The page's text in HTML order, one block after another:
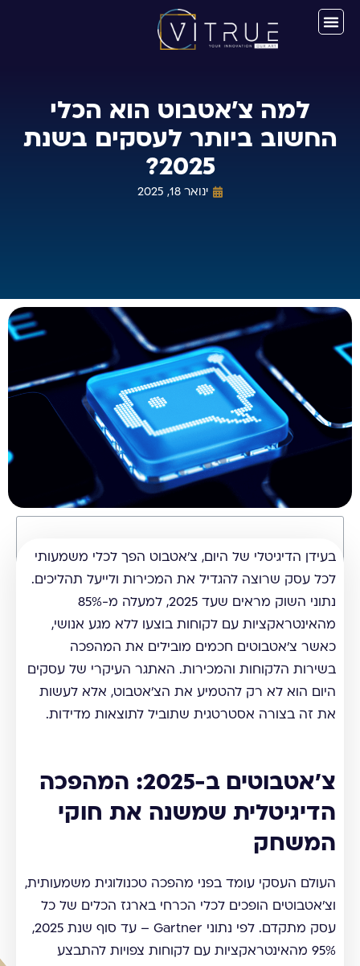
למה צ'אטבוט הוא הכלי
החשוב ביותר לעסקים בשנת
2025?
ינואר 18, 2025
תוכן עניינים
בעידן הדיגיטלי של היום, צ'אטבוט הפך לכלי משמעותי
לכל עסק שרוצה להגדיל את המכירות ולייעל תהליכים.
נתוני השוק מראים שעד 2025, למעלה מ-85%
מהאינטראקציות עם לקוחות בוצעו ללא מגע אנושי,
כאשר צ'אטבוטים חכמים מובילים את המהפכה
בשירות הלקוחות והמכירות. האתגר העיקרי של עסקים
היום הוא לא רק להטמיע את הצ'אטבוט, אלא לעשות
את זה בצורה אסטרטגית שתוביל לתוצאות מדידות.
צ'אטבוטים ב-2025: המהפכה
הדיגיטלית שמשנה את חוקי
המשחק
העולם העסקי עומד בפני מהפכה טכנולוגית משמעותית,
וצ'אטבוטים הופכים לכלי הכרחי בארגז הכלים של כל
עסק מתקדם. לפי נתוני Gartner – עד סוף שנת 2025,
95% מהאינטראקציות עם לקוחות צפויות להתבצע